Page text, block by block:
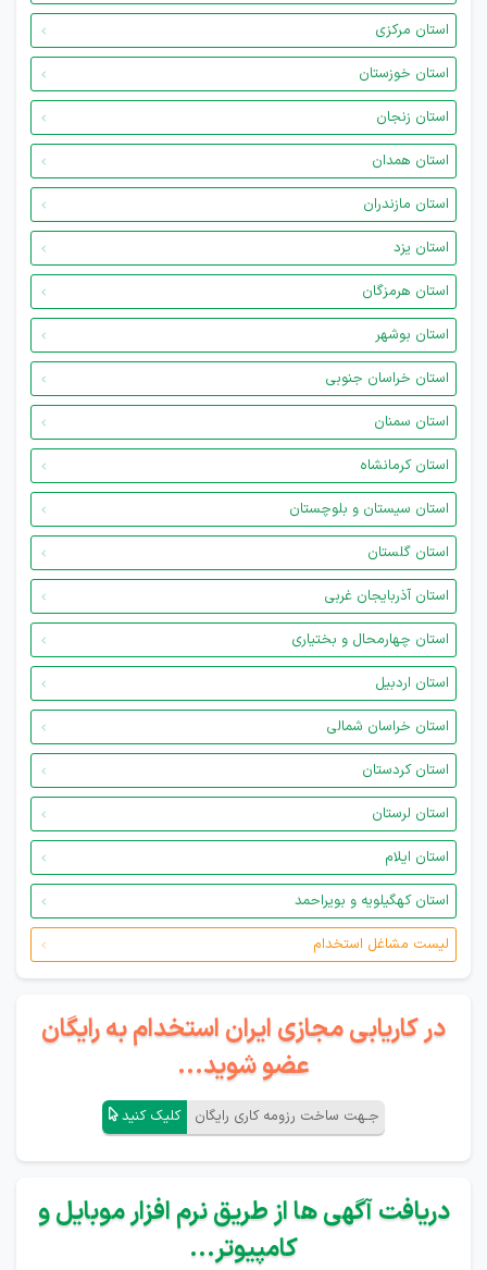
استان مرکزی
استان خوزستان
استان زنجان
استان همدان
استان مازندران
استان یزد
استان هرمزگان
استان بوشهر
استان خراسان جنوبی
استان سمنان
استان کرمانشاه
استان سیستان و بلوچستان
استان گلستان
استان آذربایجان غربی
استان چهارمحال و بختیاری
استان اردبیل
استان خراسان شمالی
استان کردستان
استان لرستان
استان ایلام
استان کهگیلویه و بویراحمد
لیست مشاغل استخدام
در کاریابی مجازی ایران استخدام به رایگان
عضو شوید...
جـهت ساخت رزومه کاری رایگان کلیک کنید
دریافت آگهی ها از طریق نرم افزار موبایل و
کامپیوتر...